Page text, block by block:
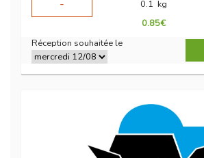
-
0.1 kg
0.85€
Réception souhaitée le